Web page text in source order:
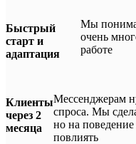
Быстрый
старт и
адаптация
Мы
очень
работе
Клиенты
через 2
месяца
Мессенджерам
спроса. Мы
но на
повлиять